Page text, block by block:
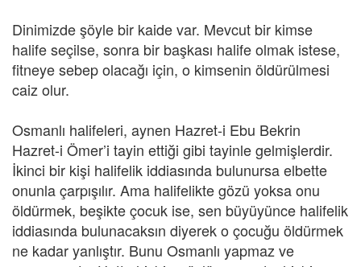
Dinimizde şöyle bir kaide var. Mevcut bir kimse
halife seçilse, sonra bir başkası halife olmak istese,
fitneye sebep olacağı için, o kimsenin öldürülmesi
caiz olur.
Osmanlı halifeleri, aynen Hazret-i Ebu Bekrin
Hazret-i Ömer’i tayin ettiği gibi tayinle gelmişlerdir.
İkinci bir kişi halifelik iddiasında bulunursa elbette
onunla çarpışılır. Ama halifelikte gözü yoksa onu
öldürmek, beşikte çocuk ise, sen büyüyünce halifelik
iddiasında bulunacaksın diyerek o çocuğu öldürmek
ne kadar yanlıştır. Bunu Osmanlı yapmaz ve